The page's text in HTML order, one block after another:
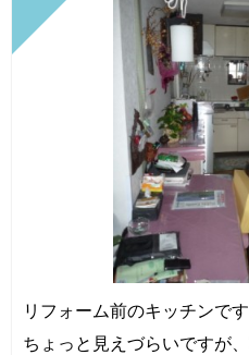
リフォーム前のキッチンです
ちょっと見えづらいですが